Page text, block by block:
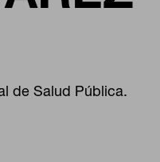
de Salud Pública.